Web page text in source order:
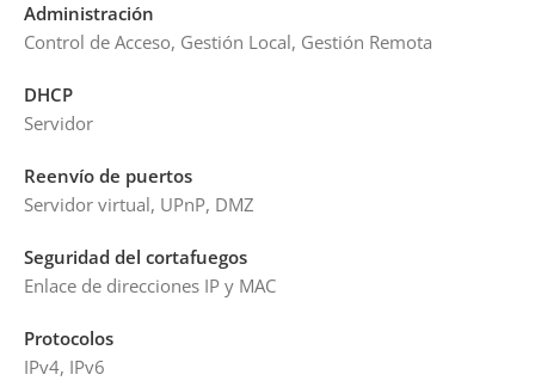
Administración
Control de Acceso, Gestión Local, Gestión Remota
DHCP
Servidor
Reenvío de puertos
Servidor virtual, UPnP, DMZ
Seguridad del cortafuegos
Enlace de direcciones IP y MAC
Protocolos
IPv4, IPv6